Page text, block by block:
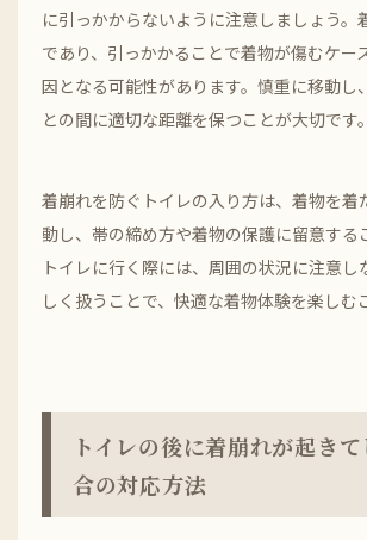
に引っかからないように注意しましょう。
であり、引っかかることで着物が傷むケー
因となる可能性があります。慎重に移動し
との間に適切な距離を保つことが大切です。
着崩れを防ぐトイレの入り方は、着物を着
動し、帯の締め方や着物の保護に留意する
トイレに行く際には、周囲の状況に注意し
しく扱うことで、快適な着物体験を楽しむ
トイレの後に着崩れが起き
合の対応方法